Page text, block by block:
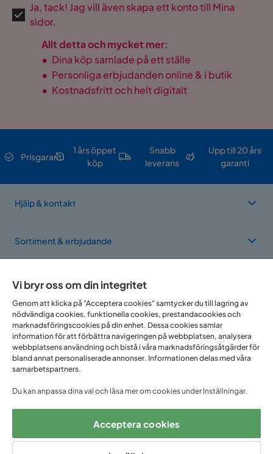
Ja, tack! Jag vill även skapa ett konto till Mina
sidor.
Allt detta och mycket mer:
• Dina köp samlade på ett ställe
• Personliga erbjudanden online & i butik
• Kostnadsfritt och helt digitalt
Prisgaranti
1 års öppet
köp
Snabb
leverans
Upp till 20 års
garanti
Hjälp & kontakt
Sortiment & erbjudande
Vi finns i flera länder
Följ oss på:
Vi bryr oss om din integritet
Genom att klicka på "Acceptera cookies" samtycker du till lagring av
nödvändiga cookies, funktionella cookies, prestandacookies och
marknadsföringscookies på din enhet. Dessa cookies samlar
information för att förbättra navigeringen på webbplatsen, analysera
webbplatsens användning och bistå i våra marknadsföringsåtgärder för
bland annat personaliserade annonser. Informationen delas med våra
samarbetspartners.
Du kan anpassa dina val och läsa mer om cookies under Inställningar.
Acceptera cookies